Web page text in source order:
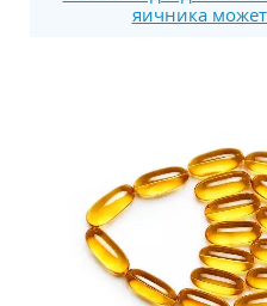
яичника